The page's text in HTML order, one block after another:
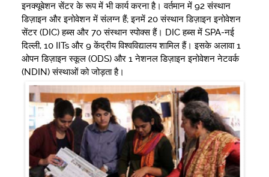
इनक्यूबेशन सेंटर के रूप में भी कार्य करना है। वर्तमान में 92 संस्थान
डिज़ाइन और इनोवेशन में संलग्न हैं; इनमें 20 संस्थान डिज़ाइन इनोवेशन
सेंटर (DIC) हब्स और 70 संस्थान स्पोक्स हैं। DIC हब्स में SPA-नई
दिल्ली, 10 IITs और 9 केंद्रीय विश्वविद्यालय शामिल हैं। इसके अलावा 1
ओपन डिज़ाइन स्कूल (ODS) और 1 नेशनल डिज़ाइन इनोवेशन नेटवर्क
(NDIN) संस्थाओं को जोड़ता है।